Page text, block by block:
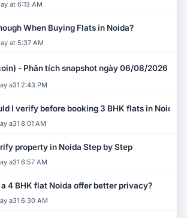
at 6:13 AM
When Buying Flats in Noida?
at 5:37 AM
- Phân tích snapshot ngày 06/08/2026
a31 2:43 PM
I verify before booking 3 BHK flats in Noida?
a31 8:01 AM
property in Noida Step by Step
a31 6:57 AM
4 BHK flat Noida offer better privacy?
a31 6:30 AM